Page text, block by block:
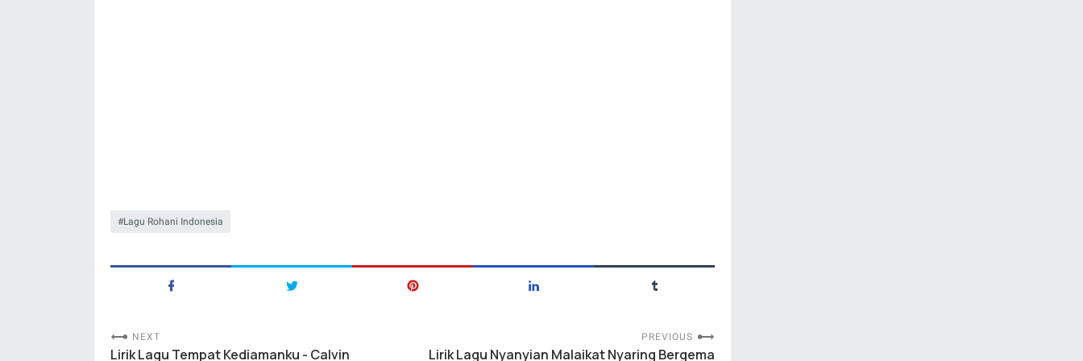
Lagu Rohani Indonesia
NEXT
Lirik Lagu Tempat Kediamanku - Calvin
PREVIOUS
Lirik Lagu Nyanyian Malaikat Nyaring Bergema